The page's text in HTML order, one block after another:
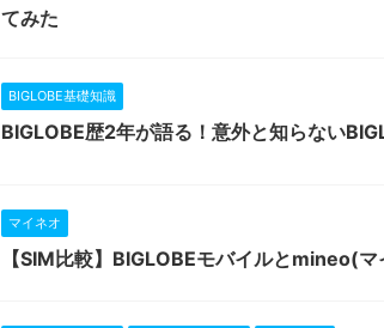
てみた
BIGLOBE基礎知識
BIGLOBE歴2年が語る！意外と知らない
マイネオ
【SIM比較】BIGLOBEモバイルとmineo(